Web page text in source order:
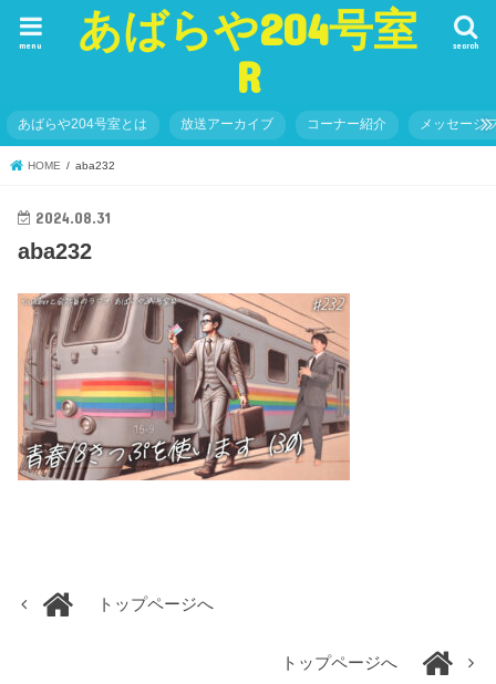
あばらや204号室
R
search
menu
あばらや204号室とは 放送アーカイブ コーナー紹介 メッセージ
HOME aba232
2024.08.31
aba232
トップページへ
トップページへ